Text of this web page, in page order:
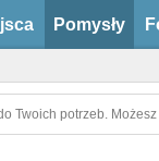
Pomysły
Twoich potrzeb.